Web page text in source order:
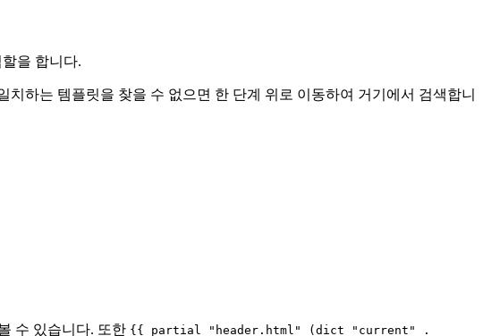
을 합니다.
하는 템플릿을 찾을 수 없으면 한 단계 위로 이동하여 거기에서 검색합니
수 있습니다. 또한 {{ partial "header.html" (dict "current" .